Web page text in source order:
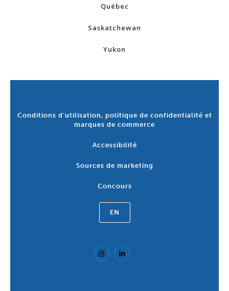
Québec
Saskatchewan
Yukon
Conditions d’utilisation, politique de confidentialité et
marques de commerce
Accessibilité
Sources de marketing
Concours
EN